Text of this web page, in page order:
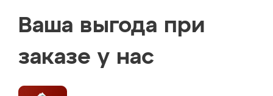
Ваша выгода при
заказе у нас